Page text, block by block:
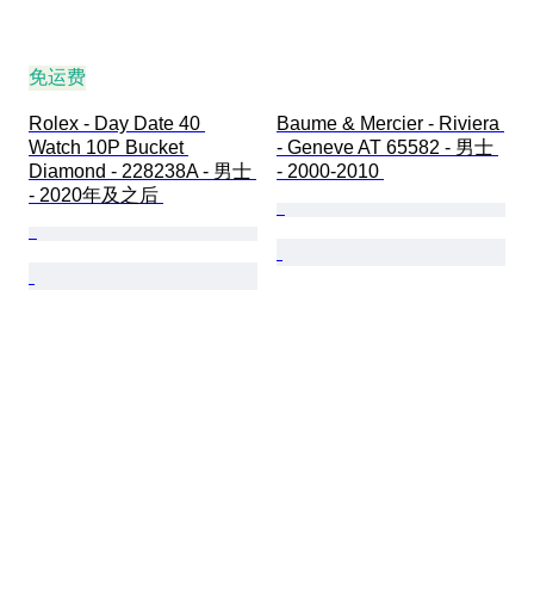
免运费
Rolex - Day Date 40
Watch 10P Bucket
Diamond - 228238A - 男士
- 2020年及之后
Baume & Mercier - Riviera
- Geneve AT 65582 - 男士
- 2000-2010